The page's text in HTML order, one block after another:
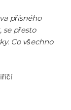
přísného
se přesto
Co všechno